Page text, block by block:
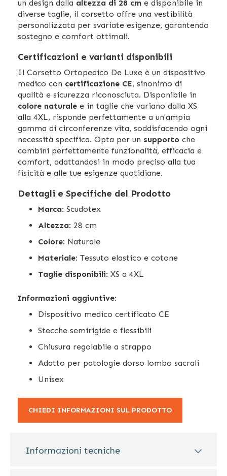
un design dalla altezza di 28 cm e disponibile in
diverse taglie, il corsetto offre una vestibilità
personalizzata per svariate esigenze, garantendo
sostegno e comfort ottimali.
Certificazioni e varianti disponibili
Il Corsetto Ortopedico De Luxe è un dispositivo
medico con certificazione CE, sinonimo di
qualità e sicurezza riconosciuta. Disponibile in
colore naturale e in taglie che variano dalla XS
alla 4XL, risponde perfettamente a un'ampia
gamma di circonferenze vita, soddisfacendo ogni
necessità specifica. Opta per un supporto che
combini perfettamente funzionalità, efficacia e
comfort, adattandosi in modo preciso alla tua
fisicità e alle tue esigenze quotidiane.
Dettagli e Specifiche del Prodotto
Marca: Scudotex
Altezza: 28 cm
Colore: Naturale
Materiale: Tessuto elastico e cotone
Taglie disponibili: XS a 4XL
Informazioni aggiuntive:
Dispositivo medico certificato CE
Stecche semirigide e flessibili
Chiusura regolabile a strappo
Adatto per patologie dorso lombo sacrali
Unisex
CHIEDI INFORMAZIONI SUL PRODOTTO
Informazioni tecniche